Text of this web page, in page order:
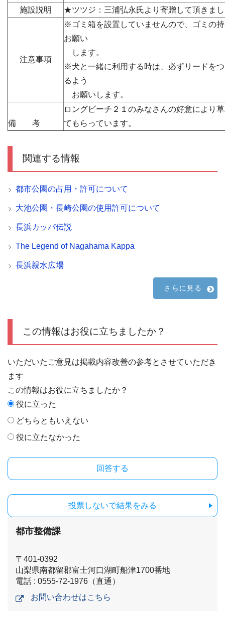
施設説明
★ツツジ：三浦弘永氏より寄贈して頂きま
注意事項
※ゴミ箱を設置していませんので、ゴミの
お願い
します。
※犬と一緒に利用する時は、必ずリードを
るよう
お願いします。
備 考
ロングビーチ２１のみなさんの好意により
てもらっています。
関連する情報
都市公園の占用・許可について
大池公園・長崎公園の使用許可について
長浜カッパ伝説
The Legend of Nagahama Kappa
長浜親水広場
さらに見る
この情報はお役に立ちましたか？
いただいたご意見は掲載内容改善の参考とさせていただき
ます
この情報はお役に立ちましたか？
役に立った
どちらともいえない
役に立たなかった
投票しないで結果をみる
都市整備課
〒401-0392
山梨県南都留郡富士河口湖町船津1700番地
電話 : 0555-72-1976（直通）
お問い合わせはこちら